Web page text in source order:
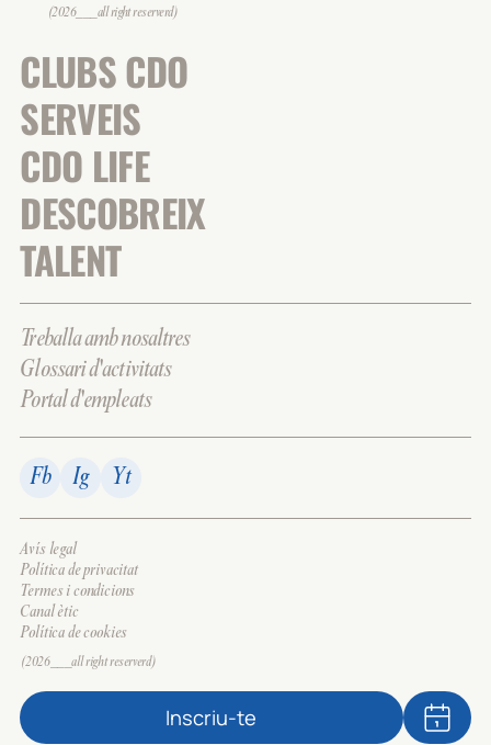
Inscriu-te
(2026___all right reserverd)
CLUBS CDO
SERVEIS
CDO LIFE
DESCOBREIX
TALENT
Treballa amb nosaltres
Glossari d'activitats
Portal d'empleats
Fb Ig Yt
Avís legal
Política de privacitat
Termes i condicions
Canal ètic
Política de cookies
(2026___all right reserverd)